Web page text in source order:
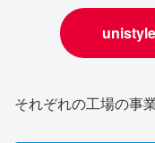
それぞれの工場の事